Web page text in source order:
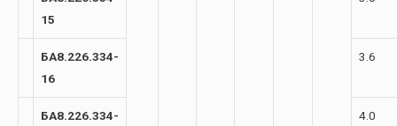
15
БА8.226.334-
16
3.6
БА8.226.334-
4.0